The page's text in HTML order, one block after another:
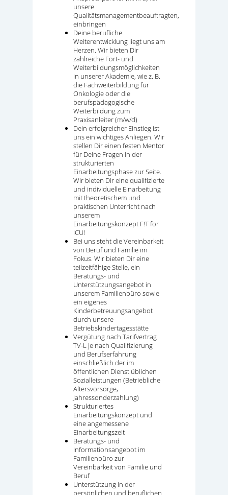
unsere
Qualitätsmanagementbeauftragten,
einbringen
Deine berufliche
Weiterentwicklung liegt uns am
Herzen. Wir bieten Dir
zahlreiche Fort- und
Weiterbildungsmöglichkeiten
in unserer Akademie, wie z. B.
die Fachweiterbildung für
Onkologie oder die
berufspädagogische
Weiterbildung zum
Praxisanleiter (m/w/d)
Dein erfolgreicher Einstieg ist
uns ein wichtiges Anliegen. Wir
stellen Dir einen festen Mentor
für Deine Fragen in der
strukturierten
Einarbeitungsphase zur Seite.
Wir bieten Dir eine qualifizierte
und individuelle Einarbeitung
mit theoretischem und
praktischen Unterricht nach
unserem
Einarbeitungskonzept F!T for
ICU!
Bei uns steht die Vereinbarkeit
von Beruf und Familie im
Fokus. Wir bieten Dir eine
teilzeitfähige Stelle, ein
Beratungs- und
Unterstützungsangebot in
unserem Familienbüro sowie
ein eigenes
Kinderbetreuungsangebot
durch unsere
Betriebskindertagesstätte
Vergütung nach Tarifvertrag
TV-L je nach Qualifizierung
und Berufserfahrung
einschließlich der im
öffentlichen Dienst üblichen
Sozialleistungen (Betriebliche
Altersvorsorge,
Jahressonderzahlung)
Strukturiertes
Einarbeitungskonzept und
eine angemessene
Einarbeitungszeit
Beratungs- und
Informationsangebot im
Familienbüro zur
Vereinbarkeit von Familie und
Beruf
Unterstützung in der
persönlichen und beruflichen